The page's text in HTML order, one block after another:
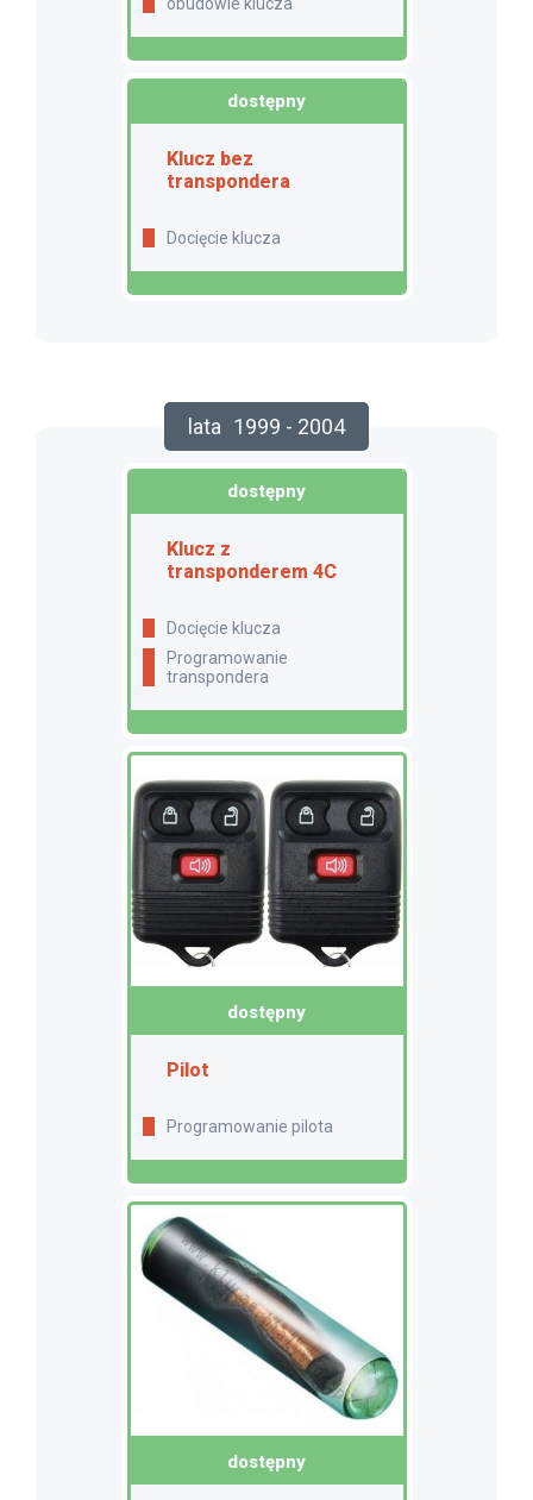
dostępny
Klucz bez
transpondera
Docięcie klucza
lata 1999 - 2004
dostępny
Klucz z
transponderem 4C
docięcie klucza
programowanie
transpondera
dostępny
Pilot
Programowanie pilota
dostępny